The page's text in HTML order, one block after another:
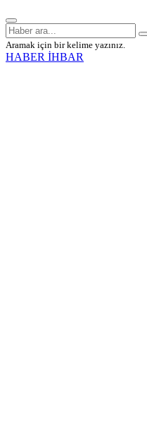
Aramak için bir kelime yazınız.
HABER İHBAR